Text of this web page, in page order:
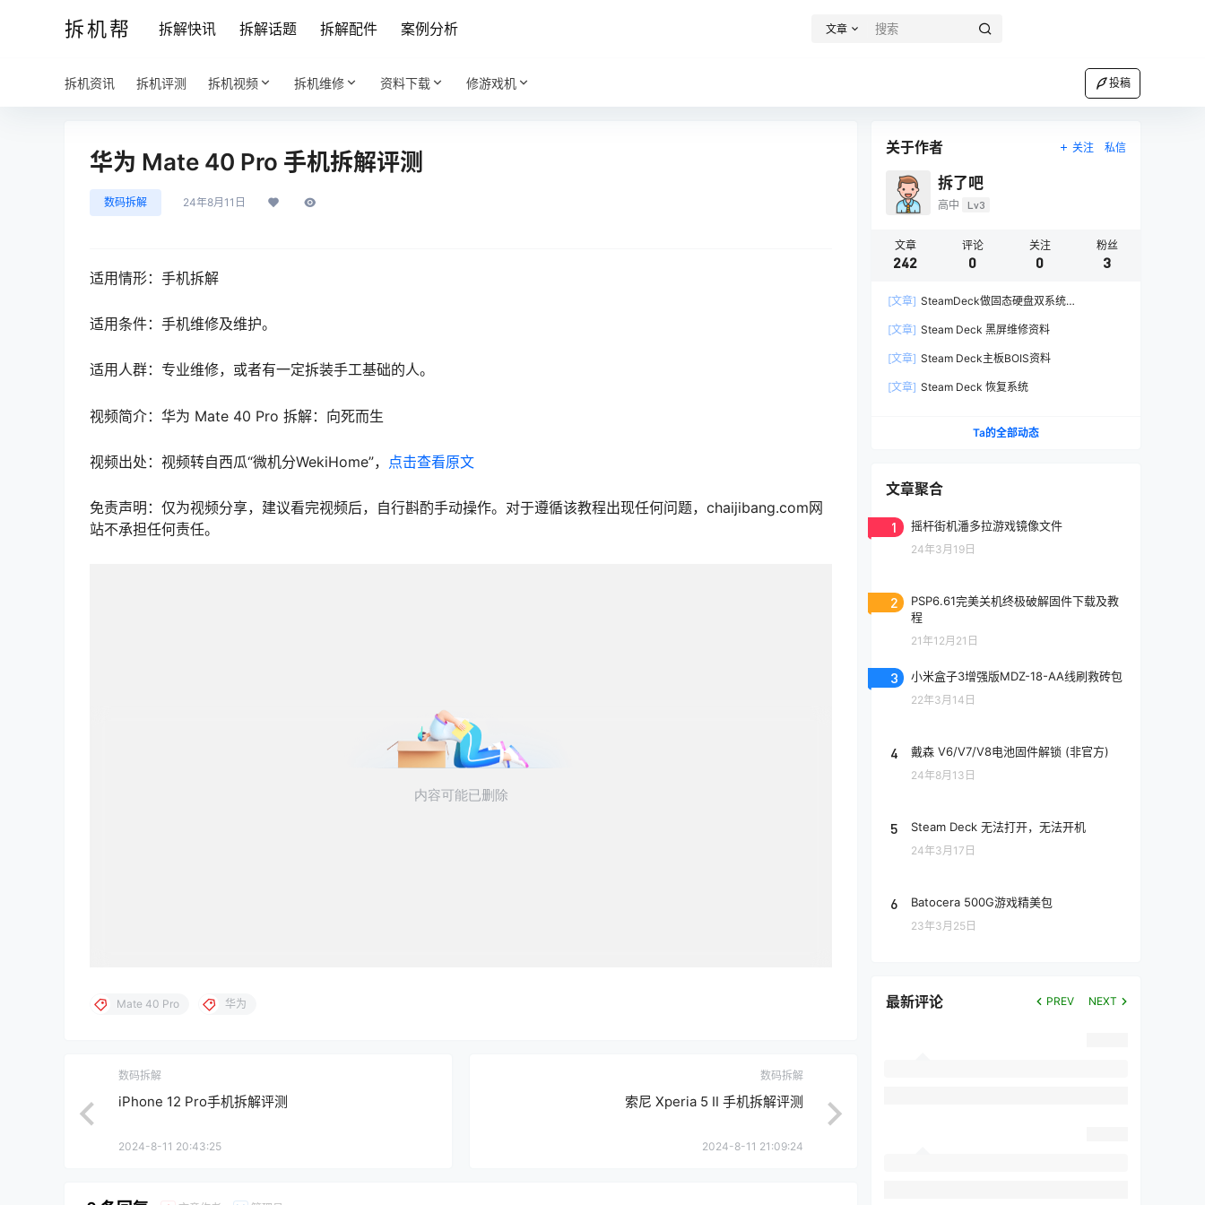
拆机帮 拆解快讯 拆解话题 拆解配件 案例分析 文章
拆机资讯 拆机评测 拆机视频 拆机维修 资料下载 修游戏机 投稿
华为 Mate 40 Pro 手机拆解评测
数码拆解 24年8月11日
适用情形：手机拆解
适用条件：手机维修及维护。
适用人群：专业维修，或者有一定拆装手工基础的人。
视频简介：华为 Mate 40 Pro 拆解：向死而生
视频出处：视频转自西瓜“微机分WekiHome”， 点击查看原文
免责声明：仅为视频分享，建议看完视频后，自行斟酌手动操作。对于遵循该教程出现任何问题，chaijibang.com网
站不承担任何责任。
Mate 40 Pro 华为
数码拆解
iPhone 12 Pro手机拆解评测
2024-8-11 20:43:25
数码拆解
索尼 Xperia 5 Ⅱ 手机拆解评测
2024-8-11 21:09:24
关于作者 关注 私信
拆了吧
高中 Lv3
文章
242
评论
0
关注
0
粉丝
3
[文章] SteamDeck做固态硬盘双系统
[文章] Steam Deck 黑屏维修资料
[文章] Steam Deck主板BOIS资料
[文章] Steam Deck 恢复系统
Ta的全部动态
文章聚合
1 摇杆街机潘多拉游戏镜像文件
24年3月19日
2
PSP6.61完美关机终极破解固件下载及教
程
21年12月21日
3 小米盒子3增强版MDZ-18-AA线刷救砖包
22年3月14日
4 戴森 V6/V7/V8电池固件解锁 (非官方)
24年8月13日
5 Steam Deck 无法打开，无法开机
24年3月17日
6 Batocera 500G游戏精美包
23年3月25日
最新评论 PREV NEXT